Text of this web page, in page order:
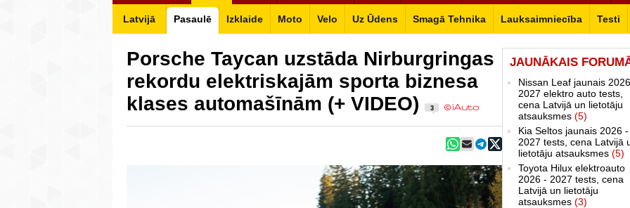
Latvijā Pasaulē Izklaide Moto Velo Uz Ūdens Smagā Tehnika Lauksaimniecība Testi
Porsche Taycan uzstāda Nirburgringas
rekordu elektriskajām sporta biznesa
klases automašīnām (+ VIDEO)
3
JAUNĀKAIS
Nissan Leaf jaunais
2027 elektro auto tests,
cena Latvijā un lietotāju
atsauksmes (5)
Kia Seltos jaunais 2026 -
2027 tests, cena Latvijā
lietotāju atsauksmes (5)
Toyota Hilux elektroauto
2026 - 2027 tests, cena
Latvijā un lietotāju
atsauksmes (3)